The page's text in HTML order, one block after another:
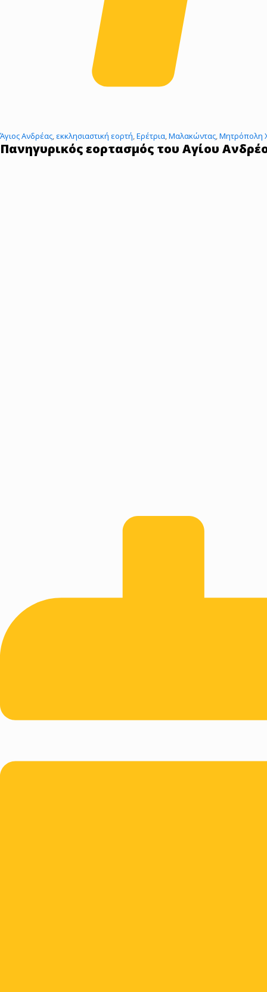
Άγιος Ανδρέας, εκκλησιαστική εορτή,Ερέτρια,Μαλακώντας,Μητρόπολη
Πανηγυρικός εορτασμός του Αγίου